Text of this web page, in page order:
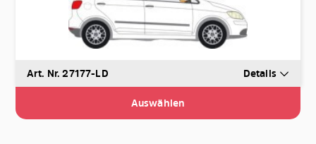
Art. Nr. 27177-LD Details
Auswählen